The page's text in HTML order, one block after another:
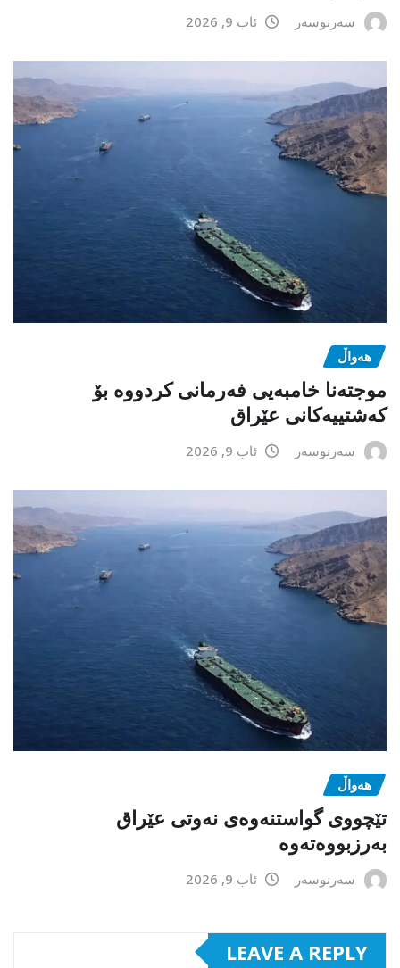
سەرنوسەر ئاب 9, 2026
هەواڵ
موجتەنا خامبەیی فەرمانی کردووە بۆ
کەشتییەکانی عێراق
سەرنوسەر ئاب 9, 2026
هەواڵ
تێچووی گواستنەوەی نەوتی عێراق
بەرزبووەتەوە
سەرنوسەر ئاب 9, 2026
LEAVE A REPLY